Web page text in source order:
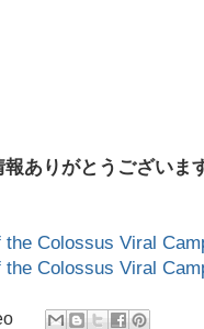
報ありがとうございま
the Colossus Viral
the Colossus Viral